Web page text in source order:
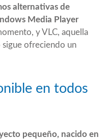
alternativas de
Media Player
y VLC, aquella
sigue ofreciendo un
en todos
pequeño, nacido en